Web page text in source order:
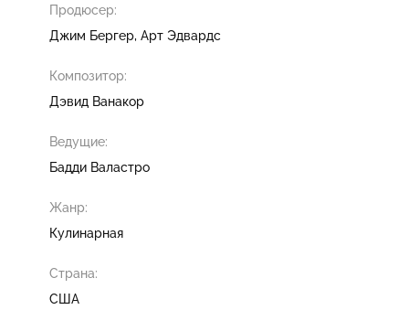
Продюсер:
Джим Бергер Арт Эдвардс
Композитор:
Дэвид Ванакор
Ведущие:
Бадди Валастро
Жанр:
Кулинарная
Страна:
США